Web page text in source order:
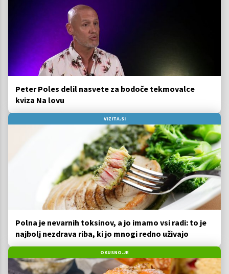
Peter Poles delil nasvete za bodoče tekmovalce
kviza Na lovu
VIZITA.SI
Polna je nevarnih toksinov, a jo imamo vsi radi: to je
najbolj nezdrava riba, ki jo mnogi redno uživajo
OKUSNO.JE